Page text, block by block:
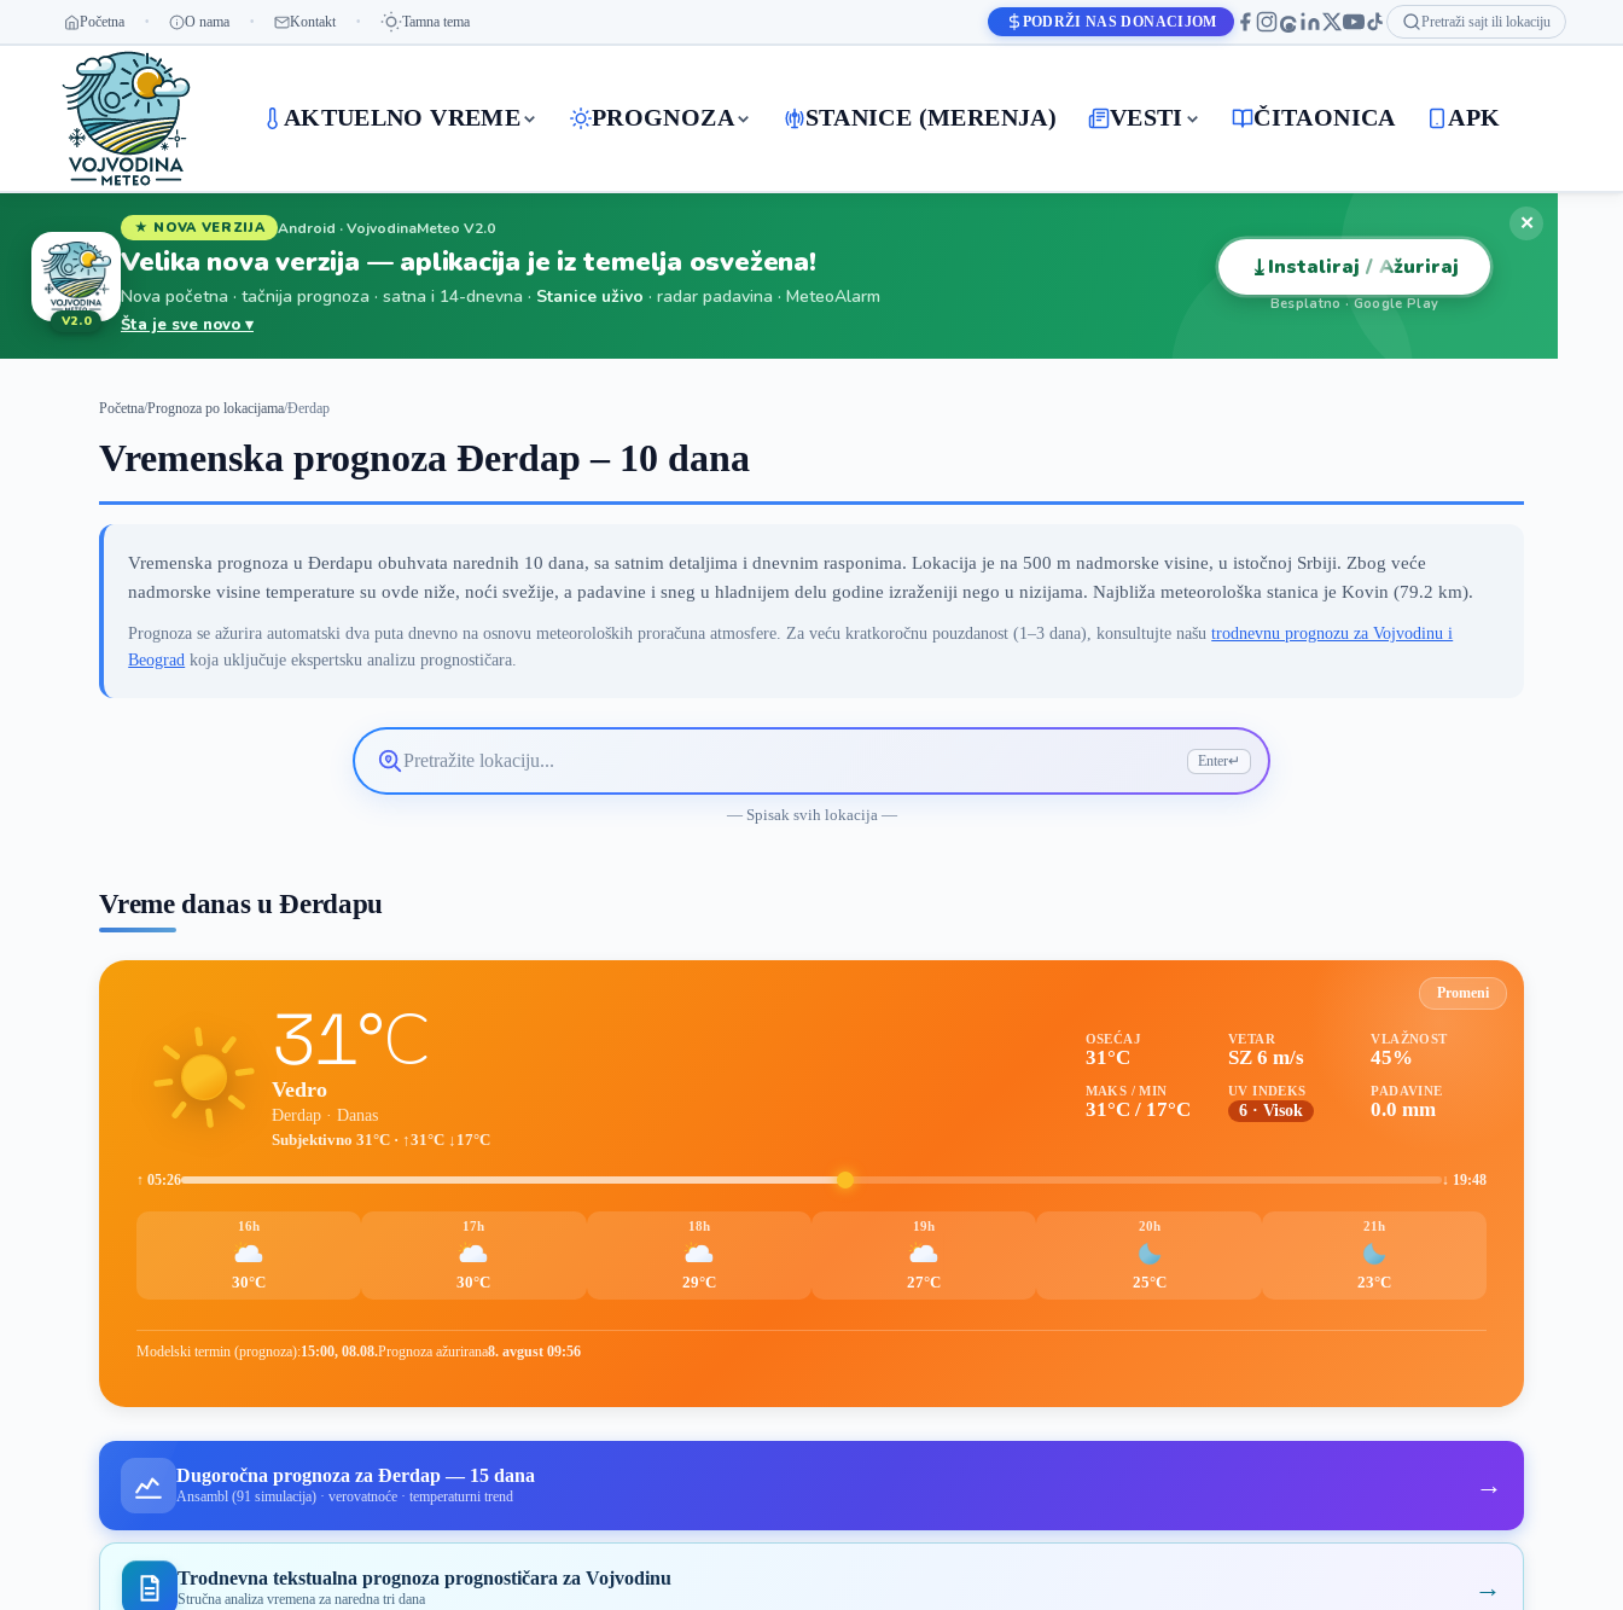
Početna O nama Kontakt Tamna tema PODRŽI NAS DONACIJOM Pretraži sajt ili lokaciju
AKTUELNO VREME PROGNOZA STANICE (MERENJA) VESTI ČITAONICA APK
V2.0
★ NOVA VERZIJA Android · VojvodinaMeteo V2.0
Velika nova verzija — aplikacija je iz temelja osvežena!
Nova početna · tačnija prognoza · satna i 14-dnevna · Stanice uživo · radar padavina · MeteoAlarm
Šta je sve novo ▾
⤓Instaliraj / Ažuriraj
Besplatno · Google Play
✕
Početna/Prognoza po lokacijama/Đerdap
Vremenska prognoza Đerdap – 10 dana
Vremenska prognoza u Đerdapu obuhvata narednih 10 dana, sa satnim detaljima i dnevnim rasponima. Lokacija je na 500 m nadmorske visine, u istočnoj Srbiji. Zbog veće
nadmorske visine temperature su ovde niže, noći svežije, a padavine i sneg u hladnijem delu godine izraženiji nego u nizijama. Najbliža meteorološka stanica je Kovin (79.2 km).
Prognoza se ažurira automatski dva puta dnevno na osnovu meteoroloških proračuna atmosfere. Za veću kratkoročnu pouzdanost (1–3 dana), konsultujte našutrodnevnu prognozu za Vojvodinu i
Beograd koja uključuje ekspertsku analizu prognostičara.
Pretražite
lokaciju
Enter↵
— Spisak svih lokacija —
Vreme danas u Đerdapu
Promeni
31°C
Vedro
Đerdap · Danas
Subjektivno 31°C · ↑31°C ↓17°C
OSEĆAJ
31°C
VETAR
SZ 6 m/s
VLAŽNOST
45%
MAKS / MIN
31°C / 17°C
UV INDEKS
6 · Visok
PADAVINE
0.0 mm
↑ 05:26 ↓ 19:48
16h
30°C
17h
30°C
18h
29°C
19h
27°C
20h
25°C
21h
23°C
Modelski termin (prognoza):15:00, 08.08.Prognoza ažurirana8. avgust 09:56
Dugoročna prognoza za Đerdap — 15 dana
Ansambl (91 simulacija) · verovatnoće · temperaturni trend →
Trodnevna tekstualna prognoza prognostičara za Vojvodinu
Stručna analiza vremena za naredna tri dana →